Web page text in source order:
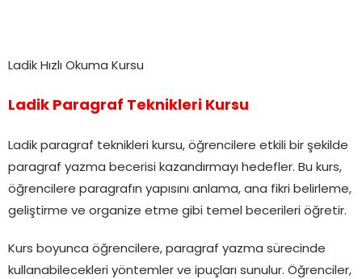
Ladik Hızlı Okuma Kursu
Ladik Paragraf Teknikleri Kursu
Ladik paragraf teknikleri kursu, öğrencilere etkili bir şekilde
paragraf yazma becerisi kazandırmayı hedefler. Bu kurs,
öğrencilere paragrafın yapısını anlama, ana fikri belirleme,
geliştirme ve organize etme gibi temel becerileri öğretir.
Kurs boyunca öğrencilere, paragraf yazma sürecinde
kullanabilecekleri yöntemler ve ipuçları sunulur. Öğrenciler,